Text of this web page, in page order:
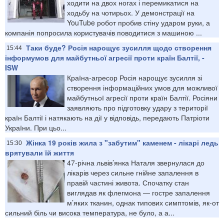
ходити на двох ногах і перемикатися на
ходьбу на чотирьох. У демонстрації на
YouTube робот пробив стіну ударом руки, а
компанія попросила користувачів поводитися з машиною ...
15:44 Таки буде? Росія нарощує зусилля щодо створення
інформумов для майбутньої агресії проти країн Балтії, -
ISW
Країна-агресор Росія нарощує зусилля зі
створення інформаційних умов для можливої
майбутньої агресії проти країн Балтії. Росіяни
заявляють про підготовку удару з території
країн Балтії і натякають на дії у відповідь, передають Патріоти
України. При цьо...
15:30 Жінка 19 років жила з "забутим" каменем - лікарі ледь
врятували їй життя
47-річна львів’янка Наталя звернулася до
лікарів через сильне гнійне запалення в
правій частині живота. Спочатку стан
виглядав як флегмона — гостре запалення
м’яких тканин, однак типових симптомів, як-от
сильний біль чи висока температура, не було, а а...